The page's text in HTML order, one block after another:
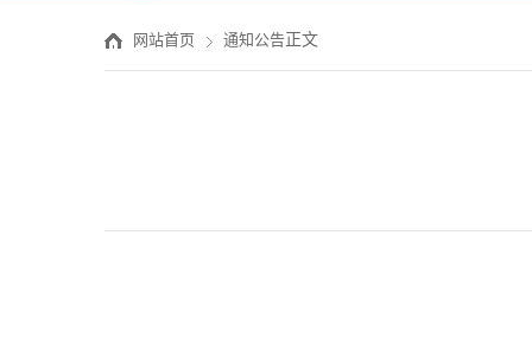
网站首页 通知公告正文